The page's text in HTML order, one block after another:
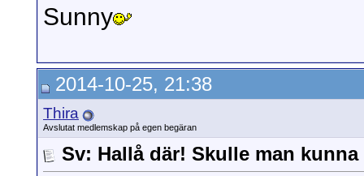
Sunny
2014-10-25, 21:38
Thira
Avslutat medlemskap på egen begäran
Sv: Hallå där! Skulle man